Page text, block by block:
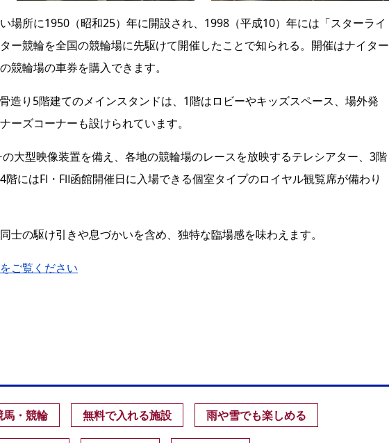
場所に1950（昭和25）年に開設され、1998（平成10）年には「スターライ
ー競輪を全国の競輪場に先駆けて開催したことで知られる。開催はナイター
競輪場の車券を購入できます。
造り5階建てのメインスタンドは、1階はロビーやキッズスペース、場外発
ーズコーナーも設けられています。
大型映像装置を備え、各地の競輪場のレースを放映するテレシアター、3階
にはFⅠ・FⅡ函館開催日に入場できる個室タイプのロイヤル観覧席が備わり
士の駆け引きや息づかいを含め、独特な臨場感を味わえます。
ご覧ください
馬・競輪 無料で入れる施設 雨や雪でも楽しめる